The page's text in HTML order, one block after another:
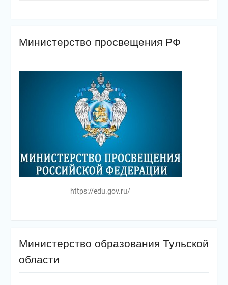
Министерство просвещения РФ
https://edu.gov.ru/
Министерство образования Тульской
области